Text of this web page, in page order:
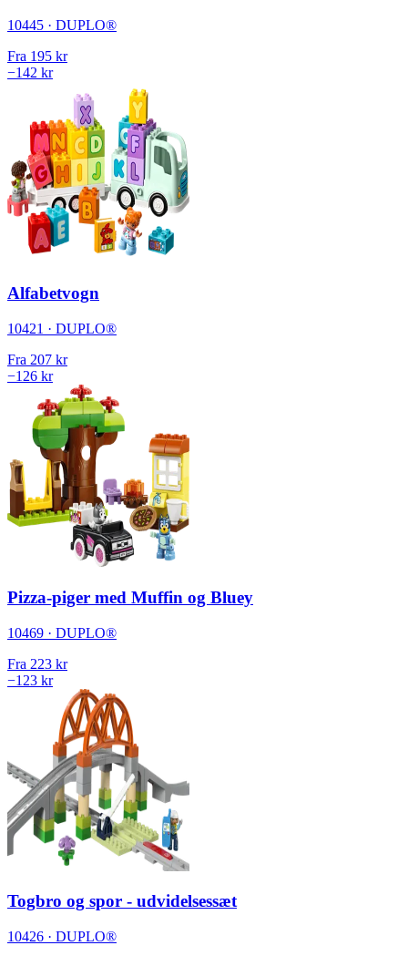
10445 · DUPLO®
Fra 195 kr
−142 kr
Alfabetvogn
10421 · DUPLO®
Fra 207 kr
−126 kr
Pizza-piger med Muffin og Bluey
10469 · DUPLO®
Fra 223 kr
−123 kr
Togbro og spor - udvidelsessæt
10426 · DUPLO®